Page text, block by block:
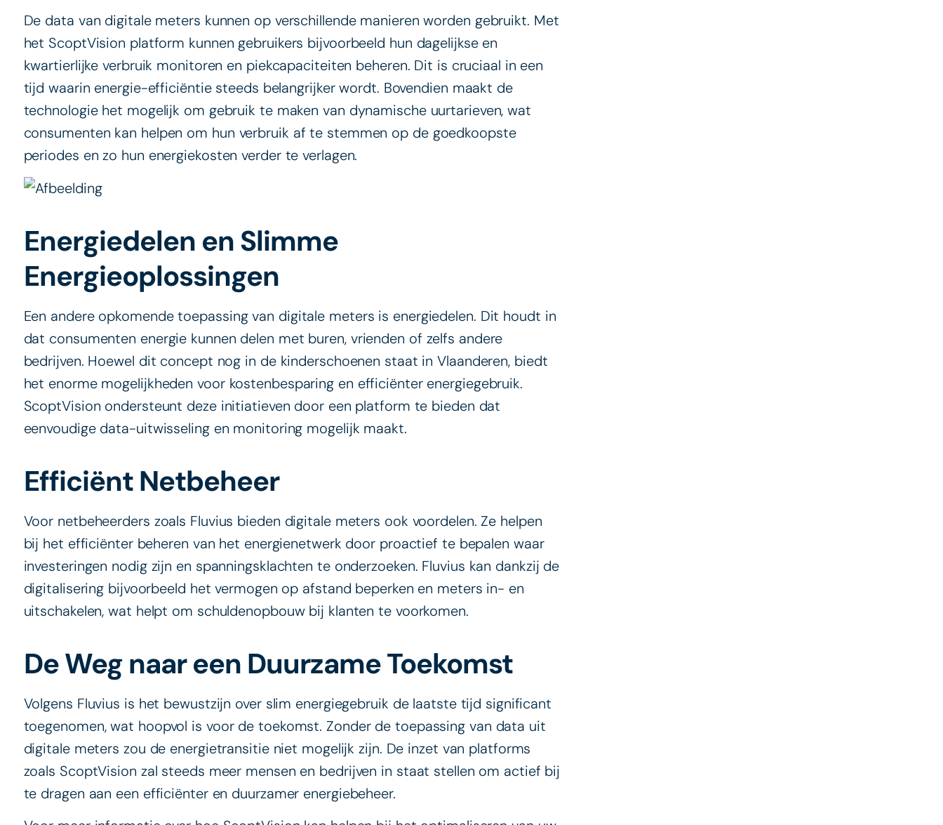
De data van digitale meters kunnen op verschillende manieren worden gebruikt. Met
het ScoptVision platform kunnen gebruikers bijvoorbeeld hun dagelijkse en
kwartierlijke verbruik monitoren en piekcapaciteiten beheren. Dit is cruciaal in een
tijd waarin energie-efficiëntie steeds belangrijker wordt. Bovendien maakt de
technologie het mogelijk om gebruik te maken van dynamische uurtarieven, wat
consumenten kan helpen om hun verbruik af te stemmen op de goedkoopste
periodes en zo hun energiekosten verder te verlagen.
Energiedelen en Slimme
Energieoplossingen
Een andere opkomende toepassing van digitale meters is energiedelen. Dit houdt in
dat consumenten energie kunnen delen met buren, vrienden of zelfs andere
bedrijven. Hoewel dit concept nog in de kinderschoenen staat in Vlaanderen, biedt
het enorme mogelijkheden voor kostenbesparing en efficiënter energiegebruik.
ScoptVision ondersteunt deze initiatieven door een platform te bieden dat
eenvoudige data-uitwisseling en monitoring mogelijk maakt.
Efficiënt Netbeheer
Voor netbeheerders zoals Fluvius bieden digitale meters ook voordelen. Ze helpen
bij het efficiënter beheren van het energienetwerk door proactief te bepalen waar
investeringen nodig zijn en spanningsklachten te onderzoeken. Fluvius kan dankzij de
digitalisering bijvoorbeeld het vermogen op afstand beperken en meters in- en
uitschakelen, wat helpt om schuldenopbouw bij klanten te voorkomen.
De Weg naar een Duurzame Toekomst
Volgens Fluvius is het bewustzijn over slim energiegebruik de laatste tijd significant
toegenomen, wat hoopvol is voor de toekomst. Zonder de toepassing van data uit
digitale meters zou de energietransitie niet mogelijk zijn. De inzet van platforms
zoals ScoptVision zal steeds meer mensen en bedrijven in staat stellen om actief bij
te dragen aan een efficiënter en duurzamer energiebeheer.